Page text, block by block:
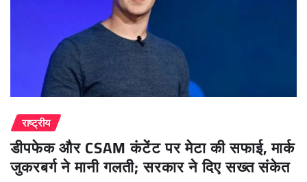
राष्ट्रीय
डीपफेक और CSAM कंटेंट पर मेटा की सफाई, मार्क
जुकरबर्ग ने मानी गलती; सरकार ने दिए सख्त संकेत